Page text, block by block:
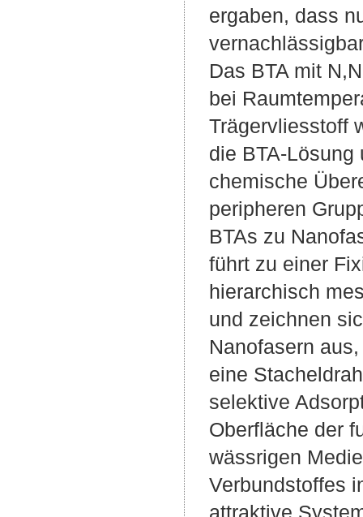
ergaben, dass
Das BTA mit
bei
Trägervliesstoff
die BTA-
chemische
peripheren
BTAs zu
führt zu einer
hierarchisch
und zeichnen
Nanofasern
eine
selektive
Oberfläche der
wässrigen
Verbundstoffes
attraktive